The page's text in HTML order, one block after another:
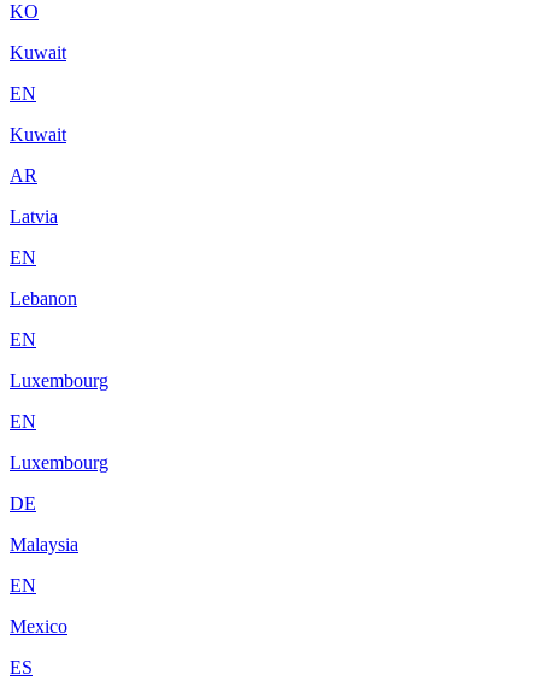
KO
Kuwait
EN
Kuwait
AR
Latvia
EN
Lebanon
EN
Luxembourg
EN
Luxembourg
DE
Malaysia
EN
Mexico
ES